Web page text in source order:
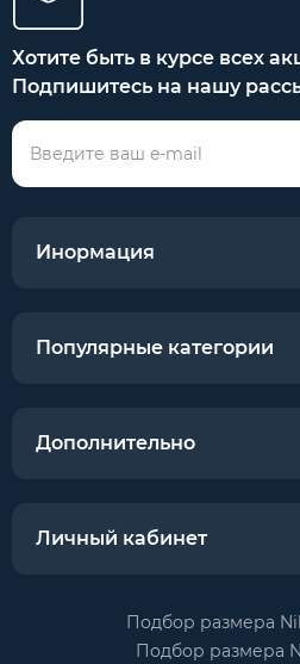
Хотите быть в курсе всех
Подпишитесь на нашу
Инормация
Популярные категории
Дополнительно
Личный кабинет
Подбор размера
Подбор размера